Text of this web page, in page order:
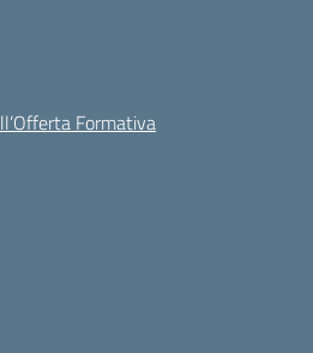
Formativa